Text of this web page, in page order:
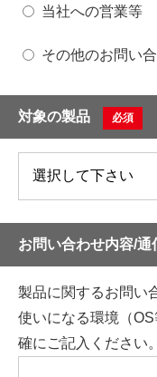
当社への営業等
その他のお問い
対象の製品 必須
お問い合わせ内容/通
製品に関するお問い
使いになる環境（
確にご記入ください。